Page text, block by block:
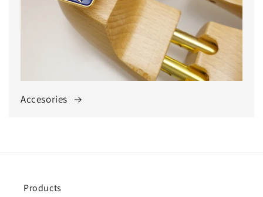
Accesories
Products